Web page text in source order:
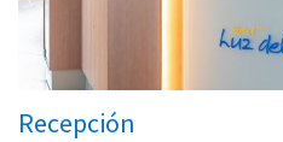
Recepción